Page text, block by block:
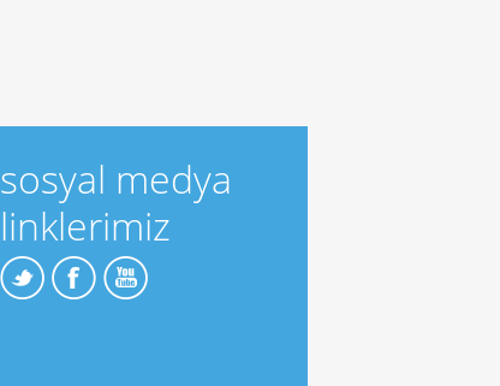
sosyal medya
linklerimiz